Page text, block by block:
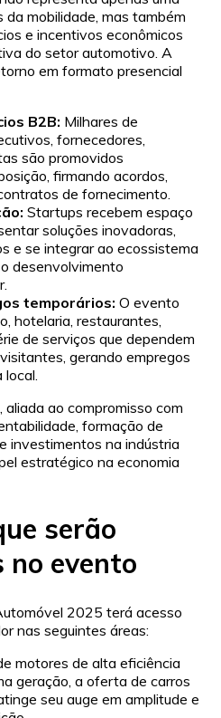
mobilidade, mas também
e incentivos econômicos
do setor automotivo. A
em formato presencial
B2B: Milhares de
fornecedores,
são promovidos
firmando acordos,
de fornecimento.
Startups recebem espaço
soluções inovadoras,
e se integrar ao ecossistema
desenvolvimento
temporários: O evento
hotelaria, restaurantes,
de serviços que dependem
gerando empregos
local.
ao compromisso com
formação de
investimentos na indústria
estratégico na economia
serão
no evento
2025 terá acesso
nas seguintes áreas:
motores de alta eficiência
geração, a oferta de carros
seu auge em amplitude e